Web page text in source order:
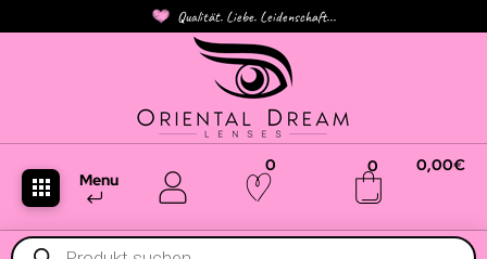
Qualität. Liebe. Leidenschaft...
Menu
0 0 0,00€
Products